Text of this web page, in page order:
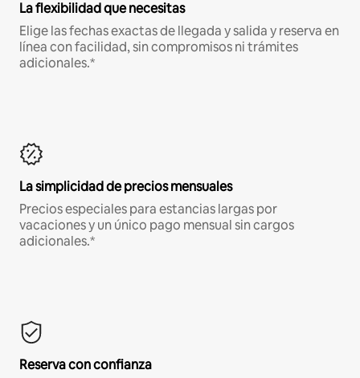
La flexibilidad que necesitas
Elige las fechas exactas de llegada y salida y reserva en
línea con facilidad, sin compromisos ni trámites
adicionales.*
La simplicidad de precios mensuales
Precios especiales para estancias largas por
vacaciones y un único pago mensual sin cargos
adicionales.*
Reserva con confianza